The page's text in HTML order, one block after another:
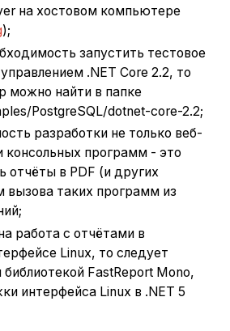
на хостовом компьютере
);
запустить тестовое
.NET Core 2.2, то
можно найти в папке
PostgreSQL/dotnet-core-2.2;
разработки не только веб-
консольных программ - это
отчёты в PDF (и других
вызова таких программ из
работа с отчётами в
Linux, то следует
библиотекой FastReport Mono,
интерфейса Linux в .NET 5